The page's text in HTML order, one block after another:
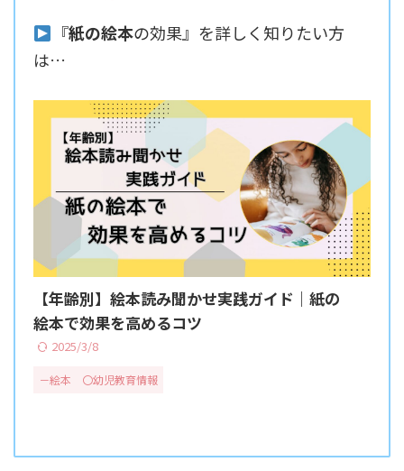
『紙の絵本の効果』を詳しく知りたい方
は…
【年齢別】絵本読み聞かせ実践ガイド｜紙の
絵本で効果を高めるコツ
2025/3/8
－絵本 〇幼児教育情報